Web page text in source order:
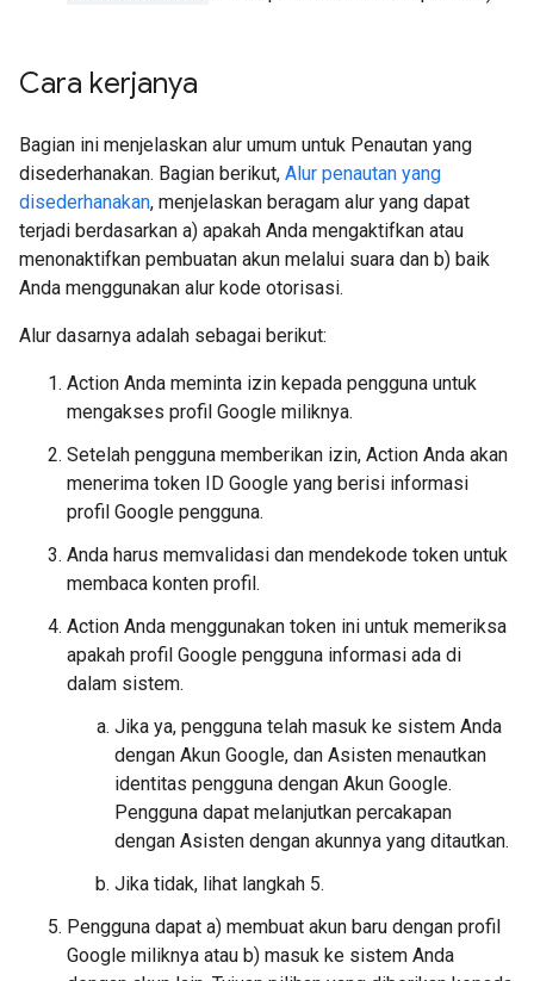
Cara kerjanya
Bagian ini menjelaskan alur umum untuk Penautan yang
disederhanakan. Bagian berikut, Alur penautan yang
disederhanakan, menjelaskan beragam alur yang dapat
terjadi berdasarkan a) apakah Anda mengaktifkan atau
menonaktifkan pembuatan akun melalui suara dan b) baik
Anda menggunakan alur kode otorisasi.
Alur dasarnya adalah sebagai berikut:
Action Anda meminta izin kepada pengguna untuk
mengakses profil Google miliknya.
Setelah pengguna memberikan izin, Action Anda akan
menerima token ID Google yang berisi informasi
profil Google pengguna.
Anda harus memvalidasi dan mendekode token untuk
membaca konten profil.
Action Anda menggunakan token ini untuk memeriksa
apakah profil Google pengguna informasi ada di
dalam sistem.
Jika ya, pengguna telah masuk ke sistem Anda
dengan Akun Google, dan Asisten menautkan
identitas pengguna dengan Akun Google.
Pengguna dapat melanjutkan percakapan
dengan Asisten dengan akunnya yang ditautkan.
Jika tidak, lihat langkah 5.
Pengguna dapat a) membuat akun baru dengan profil
Google miliknya atau b) masuk ke sistem Anda